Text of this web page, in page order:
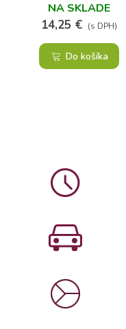
NA SKLADE
14,25 € (s DPH)
Do košíka